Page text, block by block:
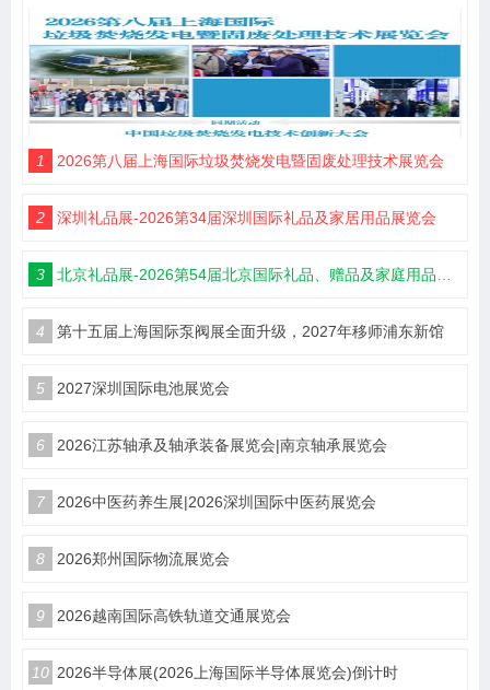
1 2026第八届上海国际垃圾焚烧发电暨固废处理技术展览会
2 深圳礼品展-2026第34届深圳国际礼品及家居用品展览会
3 北京礼品展-2026第54届北京国际礼品、赠品及家庭用品展览会
4 第十五届上海国际泵阀展全面升级，2027年移师浦东新馆
5 2027深圳国际电池展览会
6 2026江苏轴承及轴承装备展览会|南京轴承展览会
7 2026中医药养生展|2026深圳国际中医药展览会
8 2026郑州国际物流展览会
9 2026越南国际高铁轨道交通展览会
10 2026半导体展(2026上海国际半导体展览会)倒计时